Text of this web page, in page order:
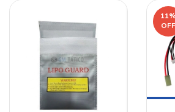
11
OFF